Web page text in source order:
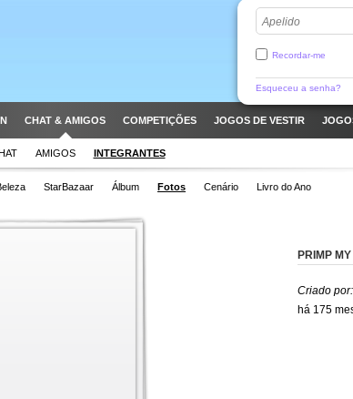
Apelido
Recordar-me
Esqueceu a senha?
CHAT & AMIGOS COMPETIÇÕES JOGOS DE VESTIR
AMIGOS INTEGRANTES
StarBazaar Álbum Fotos Cenário Livro do Ano
PRIMP
Criado por:
há 175